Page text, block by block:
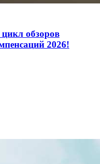
обзоров
2026!